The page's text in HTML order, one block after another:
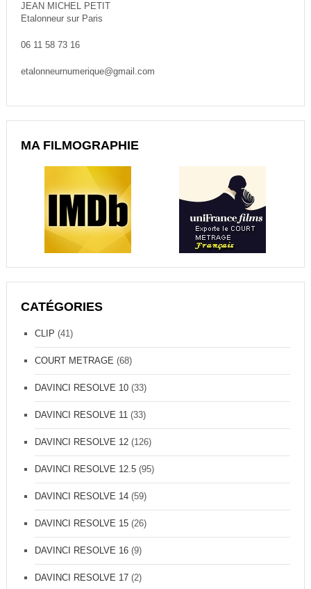
JEAN MICHEL PETIT
Etalonneur sur Paris
06 11 58 73 16
etalonneurnumerique@gmail.com
MA FILMOGRAPHIE
CATÉGORIES
CLIP (41)
COURT METRAGE (68)
DAVINCI RESOLVE 10(33)
DAVINCI RESOLVE 11(33)
DAVINCI RESOLVE 12(126)
DAVINCI RESOLVE 12.5(95)
DAVINCI RESOLVE 14(59)
DAVINCI RESOLVE 15(26)
DAVINCI RESOLVE 16(9)
DAVINCI RESOLVE 17(2)